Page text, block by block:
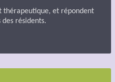
thérapeutique, et répondent
des résidents.